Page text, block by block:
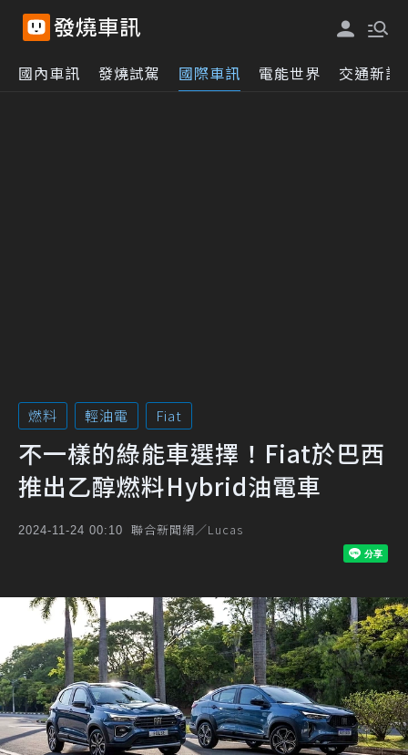
國內車訊 發燒試駕 國際車訊 電能世界 交通新訊
燃料 輕油電 Fiat
不一樣的綠能車選擇！Fiat於巴西
推出乙醇燃料Hybrid油電車
2024-11-24 00:10 聯合新聞網／Lucas